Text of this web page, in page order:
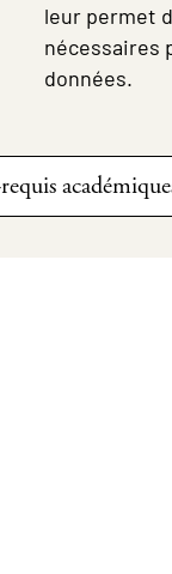
leur permet
nécessaires
données.